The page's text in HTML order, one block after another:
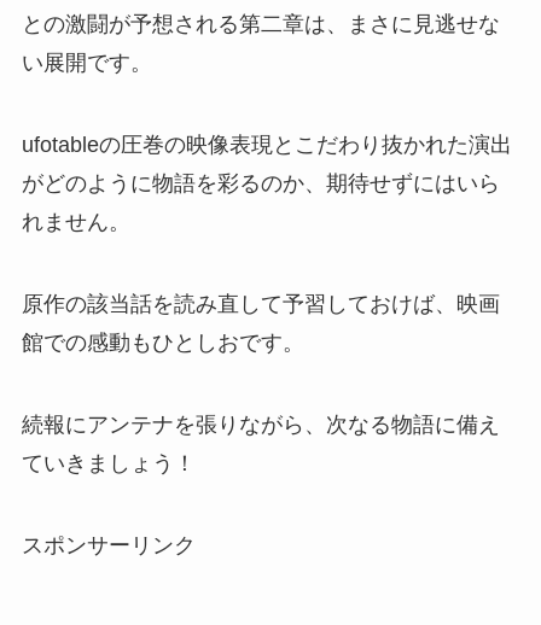
との激闘が予想される第二章は、まさに見逃せな
い展開です。
ufotableの圧巻の映像表現とこだわり抜かれた演出
がどのように物語を彩るのか、期待せずにはいら
れません。
原作の該当話を読み直して予習しておけば、映画
館での感動もひとしおです。
続報にアンテナを張りながら、次なる物語に備え
ていきましょう！
スポンサーリンク